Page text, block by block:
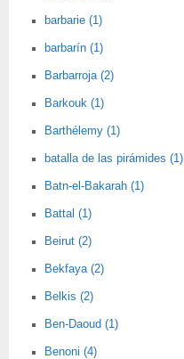
barbarie (1)
barbarín (1)
Barbarroja (2)
Barkouk (1)
Barthélemy (1)
batalla de las pirámides (1)
Batn-el-Bakarah (1)
Battal (1)
Beirut (2)
Bekfaya (2)
Belkis (2)
Ben-Daoud (1)
Benoni (4)